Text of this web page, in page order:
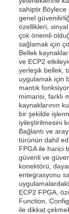
Evde
Ürünler
Videolar
sahiptir.Böylece
genel
özellikleri,
çok önemli
sağlamak için
Bellek
ve ECP2
yerleşik bellek,
uygulamak için
mantık
mimarisi, farklı
kaynaklarının
bir şekilde
iyileştirilmesini
Bağlantı ve
türünün dahil
FPGA ile harici
güvenli ve
konektörü,
entegrasyonu
ECP2 FPGA,
Function,
ile dikkat